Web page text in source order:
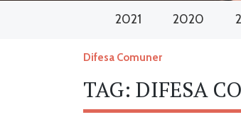
2021 2020
Difesa Comuner
TAG: DIFESA